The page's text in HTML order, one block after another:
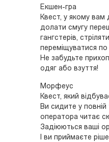
Екшен-гра
Квест, у якому вам
долати смугу
гангстерів,
переміщуватися по
Не забудьте
одяг або взуття!
Морфеус
Квест, який
Ви сидите у повній
оператора читає
Задіюються ваші
І ви приймаєте